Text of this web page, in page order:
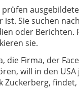
prüfen
ist. Sie suchen
oder Berichten.
sie.
die Firma, der
will in den
Zuckerberg,